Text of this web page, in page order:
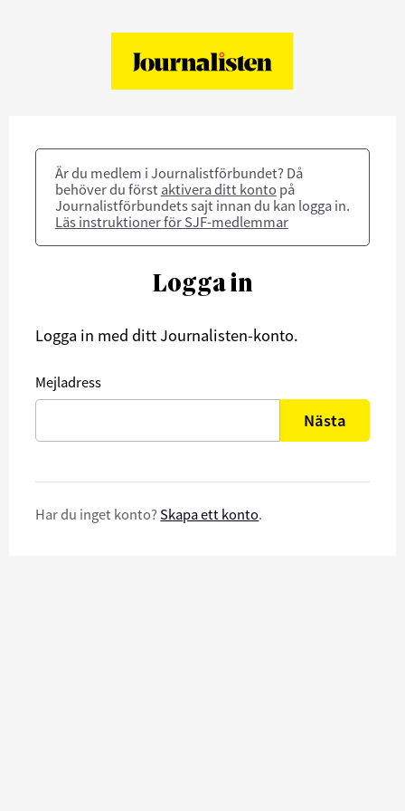
Är du medlem i Journalistförbundet? Då
behöver du först aktivera ditt konto på
Journalistförbundets sajt innan du kan logga in.
Läs instruktioner för SJF-medlemmar
Logga in
Logga in med ditt Journalisten-konto.
Mejladress
Nästa
Har du inget konto? Skapa ett konto.